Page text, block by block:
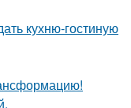
кухню-гостиную